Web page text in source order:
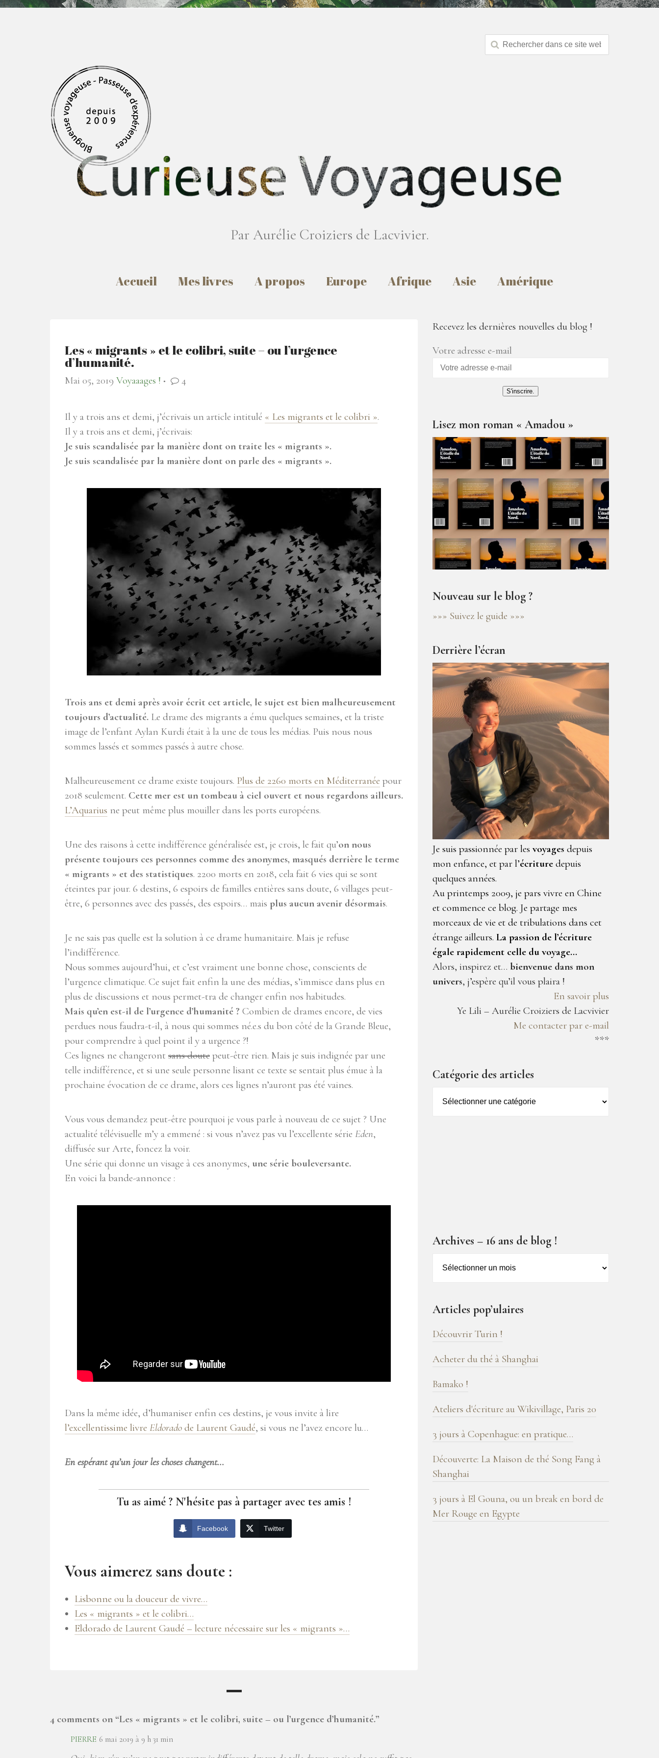
Par Aurélie Croiziers de Lacvivier.
Accueil Mes livres A propos Europe Afrique Asie Amérique
Les « migrants » et le colibri, suite – ou l’urgence
d’humanité.
Mai 05, 2019 Voyaaages ! ● 4
Il y a trois ans et demi, j’écrivais un article intitulé « Les migrants et le colibri ».
Il y a trois ans et demi, j’écrivais:
Je suis scandalisée par la manière dont on traite les « migrants ».
Je suis scandalisée par la manière dont on parle des « migrants ».
Trois ans et demi après avoir écrit cet article, le sujet est bien malheureusement
toujours d’actualité. Le drame des migrants a ému quelques semaines, et la triste
image de l’enfant Aylan Kurdi était à la une de tous les médias. Puis nous nous
sommes lassés et sommes passés à autre chose.
Malheureusement ce drame existe toujours. Plus de 2260 morts en Méditerranée pour
2018 seulement. Cette mer est un tombeau à ciel ouvert et nous regardons ailleurs.
L’Aquarius ne peut même plus mouiller dans les ports européens.
Une des raisons à cette indifférence généralisée est, je crois, le fait qu’on nous
présente toujours ces personnes comme des anonymes, masqués derrière le terme
« migrants » et des statistiques. 2200 morts en 2018, cela fait 6 vies qui se sont
éteintes par jour. 6 destins, 6 espoirs de familles entières sans doute, 6 villages peut-
être, 6 personnes avec des passés, des espoirs… mais plus aucun avenir désormais.
Je ne sais pas quelle est la solution à ce drame humanitaire. Mais je refuse
l’indifférence.
Nous sommes aujourd’hui, et c’est vraiment une bonne chose, conscients de
l’urgence climatique. Ce sujet fait enfin la une des médias, s’immisce dans plus en
plus de discussions et nous permet-tra de changer enfin nos habitudes.
Mais qu’en est-il de l’urgence d’humanité ? Combien de drames encore, de vies
perdues nous faudra-t-il, à nous qui sommes né.e.s du bon côté de la Grande Bleue,
pour comprendre à quel point il y a urgence ?!
Ces lignes ne changeront sans doute peut-être rien. Mais je suis indignée par une
telle indifférence, et si une seule personne lisant ce texte se sentait plus émue à la
prochaine évocation de ce drame, alors ces lignes n’auront pas été vaines.
Vous vous demandez peut-être pourquoi je vous parle à nouveau de ce sujet ? Une
actualité télévisuelle m’y a emmené : si vous n’avez pas vu l’excellente série Eden,
diffusée sur Arte, foncez la voir.
Une série qui donne un visage à ces anonymes, une série bouleversante.
En voici la bande-annonce :
Dans la même idée, d’humaniser enfin ces destins, je vous invite à lire
l’excellentissime livre Eldorado de Laurent Gaudé, si vous ne l’avez encore lu…
En espérant qu’un jour les choses changent…
Tu as aimé ? N'hésite pas à partager avec tes amis !
Facebook Twitter
Vous aimerez sans doute :
Lisbonne ou la douceur de vivre…
Les « migrants » et le colibri…
Eldorado de Laurent Gaudé – lecture nécessaire sur les « migrants »…
4 comments on “Les « migrants » et le colibri, suite – ou l’urgence d’humanité.”
PIERRE 6 mai 2019 à 9 h 31 min
Recevez les dernières nouvelles du blog !
Votre adresse e-mail
S'inscrire.
Lisez mon roman « Amadou »
Nouveau sur le blog ?
»»» Suivez le guide »»»
Derrière l’écran
Je suis passionnée par les voyages depuis
mon enfance, et par l’écriture depuis
quelques années.
Au printemps 2009, je pars vivre en Chine
et commence ce blog. Je partage mes
morceaux de vie et de tribulations dans cet
étrange ailleurs. La passion de l’écriture
égale rapidement celle du voyage…
Alors, inspirez et… bienvenue dans mon
univers, j’espère qu’il vous plaira !
En savoir plus
Ye Lili – Aurélie Croiziers de Lacvivier
Me contacter par e-mail
***
Catégorie des articles
des
Archives – 16 ans de blog !
de
blog
!
Articles pop’ulaires
Découvrir Turin !
Acheter du thé à Shanghai
Bamako !
Ateliers d'écriture au Wikivillage, Paris 20
3 jours à Copenhague: en pratique…
Découverte: La Maison de thé Song Fang à
Shanghai
3 jours à El Gouna, ou un break en bord de
Mer Rouge en Egypte